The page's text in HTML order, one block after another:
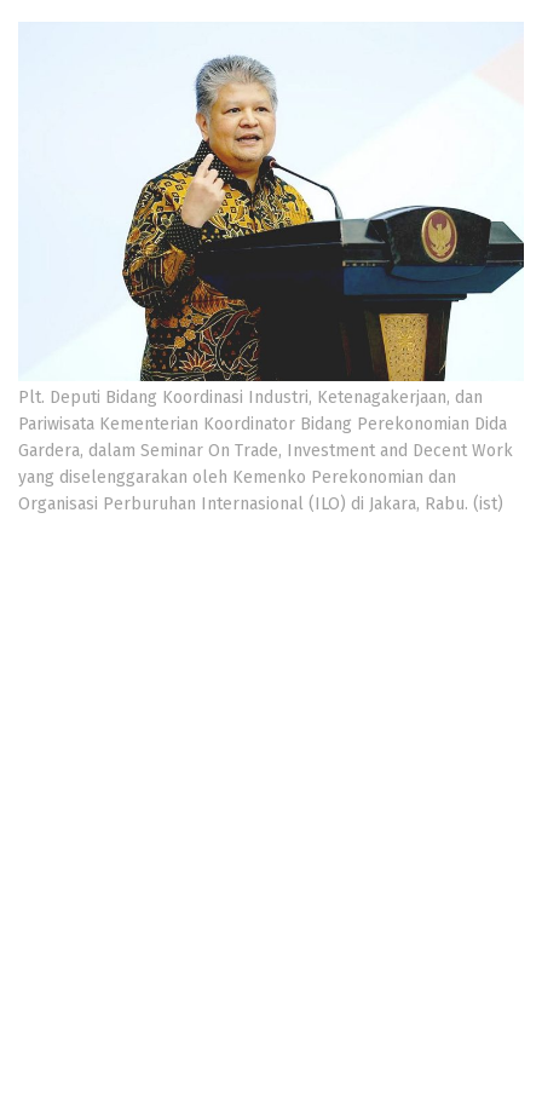
Plt. Deputi Bidang Koordinasi Industri, Ketenagakerjaan, dan
Pariwisata Kementerian Koordinator Bidang Perekonomian Dida
Gardera, dalam Seminar On Trade, Investment and Decent Work
yang diselenggarakan oleh Kemenko Perekonomian dan
Organisasi Perburuhan Internasional (ILO) di Jakara, Rabu. (ist)